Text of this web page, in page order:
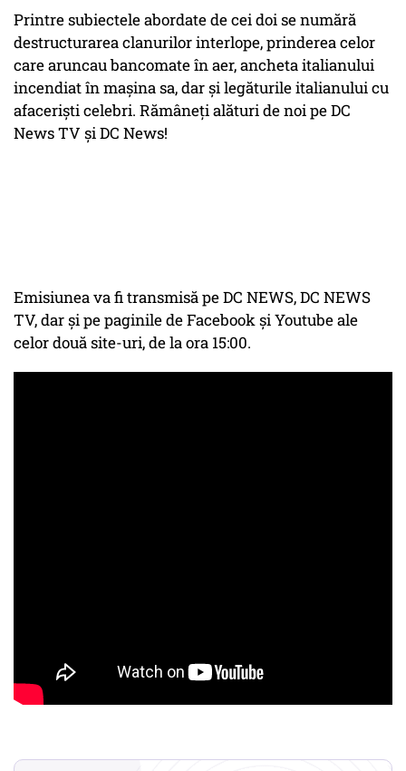
Printre subiectele abordate de cei doi se numără
destructurarea clanurilor interlope, prinderea celor
care aruncau bancomate în aer, ancheta italianului
incendiat în mașina sa, dar și legăturile italianului cu
afaceriști celebri. Rămâneți alături de noi pe DC
News TV și DC News!
Emisiunea va fi transmisă pe DC NEWS, DC NEWS
TV, dar şi pe paginile de Facebook şi Youtube ale
celor două site-uri, de la ora 15:00.